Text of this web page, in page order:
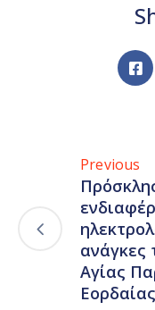
Previous
ανάγκες
Αγίας